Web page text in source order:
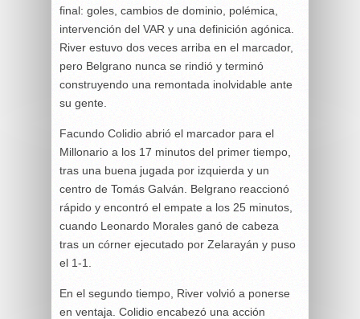
final: goles, cambios de dominio, polémica,
intervención del VAR y una definición agónica.
River estuvo dos veces arriba en el marcador,
pero Belgrano nunca se rindió y terminó
construyendo una remontada inolvidable ante
su gente.
Facundo Colidio abrió el marcador para el
Millonario a los 17 minutos del primer tiempo,
tras una buena jugada por izquierda y un
centro de Tomás Galván. Belgrano reaccionó
rápido y encontró el empate a los 25 minutos,
cuando Leonardo Morales ganó de cabeza
tras un córner ejecutado por Zelarayán y puso
el 1-1.
En el segundo tiempo, River volvió a ponerse
en ventaja. Colidio encabezó una acción